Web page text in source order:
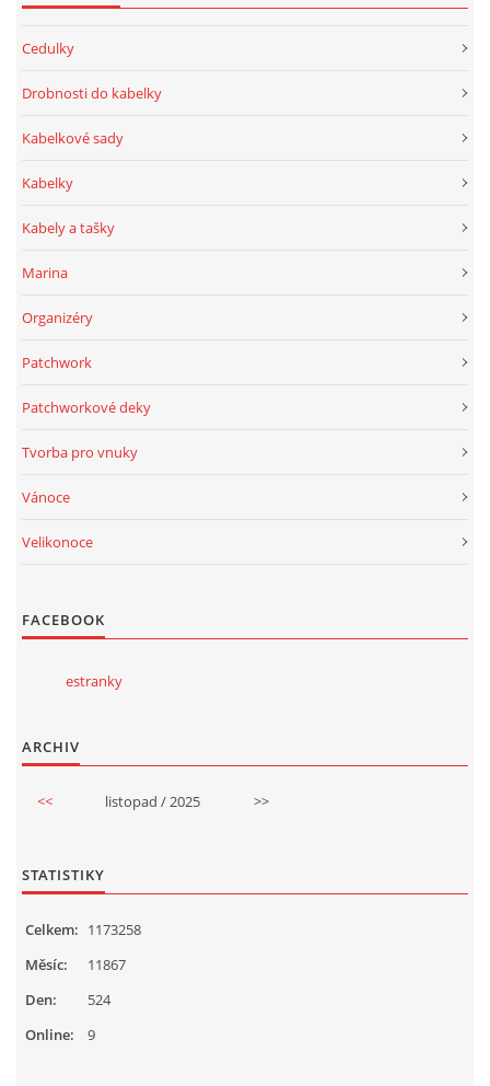
Cedulky
Drobnosti do kabelky
Kabelkové sady
Kabelky
Kabely a tašky
Marina
Organizéry
Patchwork
Patchworkové deky
Tvorba pro vnuky
Vánoce
Velikonoce
FACEBOOK
estranky
ARCHIV
<< listopad / 2025 >>
STATISTIKY
Online: 9
Celkem: 1173258
Měsíc:
11867
Den:
524